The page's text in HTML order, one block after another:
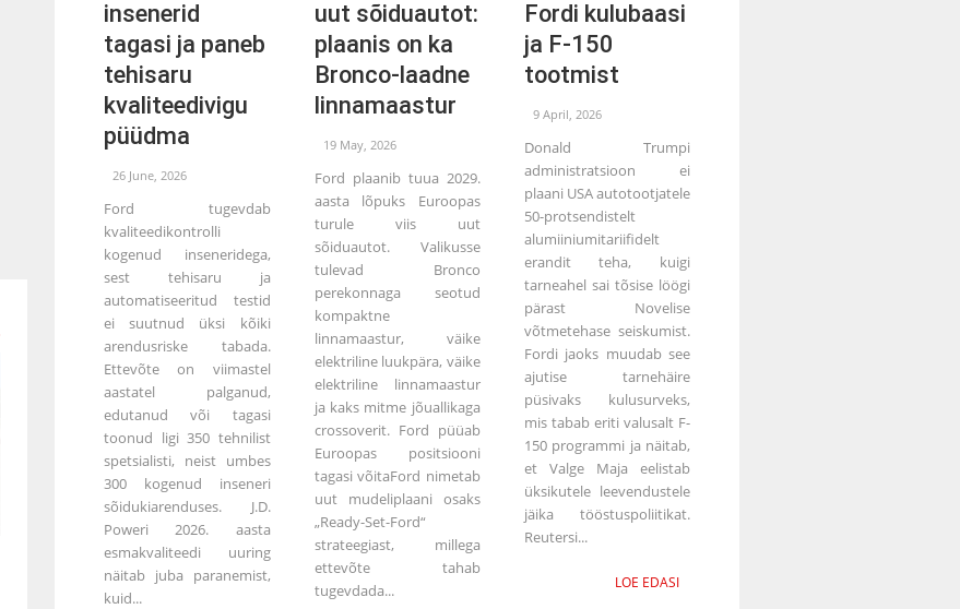
insenerid
tagasi ja paneb
tehisaru
kvaliteedivigu
püüdma
26 June, 2026
Ford tugevdab
kvaliteedikontrolli
kogenud inseneridega,
sest tehisaru ja
automatiseeritud testid
ei suutnud üksi kõiki
arendusriske tabada.
Ettevõte on viimastel
aastatel palganud,
edutanud või tagasi
toonud ligi 350 tehnilist
spetsialisti, neist umbes
300 kogenud inseneri
sõidukiarenduses. J.D.
Poweri 2026. aasta
esmakvaliteedi uuring
näitab juba paranemist,
kuid...
uut sõiduautot:
plaanis on ka
Bronco-laadne
linnamaastur
19 May, 2026
Ford plaanib tuua 2029.
aasta lõpuks Euroopas
turule viis uut
sõiduautot. Valikusse
tulevad Bronco
perekonnaga seotud
kompaktne
linnamaastur, väike
elektriline luukpära, väike
elektriline linnamaastur
ja kaks mitme jõuallikaga
crossoverit. Ford püüab
Euroopas positsiooni
tagasi võitaFord nimetab
uut mudeliplaani osaks
„Ready-Set-Ford“
strateegiast, millega
ettevõte tahab
tugevdada...
Fordi kulubaasi
ja F-150
tootmist
9 April, 2026
Donald Trumpi
administratsioon ei
plaani USA autotootjatele
50-protsendistelt
alumiiniumitariifidelt
erandit teha, kuigi
tarneahel sai tõsise löögi
pärast Novelise
võtmetehase seiskumist.
Fordi jaoks muudab see
ajutise tarnehäire
püsivaks kulusurveks,
mis tabab eriti valusalt F-
150 programmi ja näitab,
et Valge Maja eelistab
üksikutele leevendustele
jäika tööstuspoliitikat.
Reutersi...
LOE EDASI